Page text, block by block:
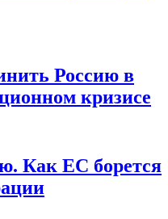
Россию в
кризисе
Как ЕС борется